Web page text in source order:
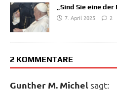
„Sind Sie eine der
7. April 2025
2
2 KOMMENTARE
Gunther M. Michel sagt: